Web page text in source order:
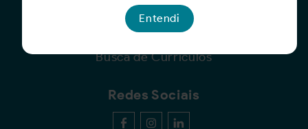
Para Empresas
Busca de Currículos
Redes Sociais
Entendi